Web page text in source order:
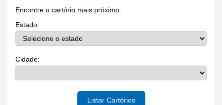
Encontre o cartório mais próximo:
Estado:
Cidade:
Listar Cartórios